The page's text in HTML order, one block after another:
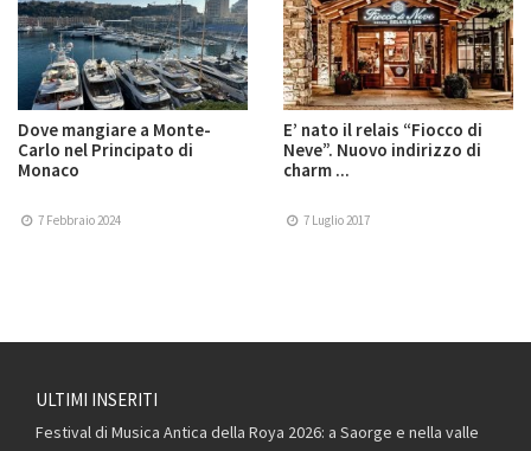
Dove mangiare a Monte-
Carlo nel Principato di
Monaco
7 Febbraio 2024
E’ nato il relais “Fiocco di
Neve”. Nuovo indirizzo di
charm ...
7 Luglio 2017
ULTIMI INSERITI
Festival di Musica Antica della Roya 2026: a Saorge e nella valle